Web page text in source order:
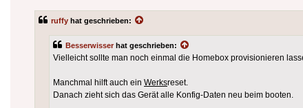
ruffy hat geschrieben:
Besserwisser hat geschrieben:
Vielleicht sollte man noch einmal die Homebox provisionieren
Manchmal hilft auch ein Werksreset.
Danach zieht sich das Gerät alle Konfig-Daten neu beim booten.